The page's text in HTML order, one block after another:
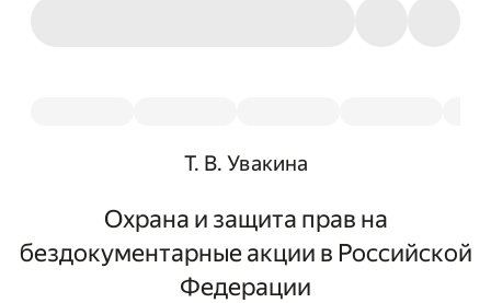
Т. В. Увакина
Охрана и защита прав на
бездокументарные акции в Российской
Федерации